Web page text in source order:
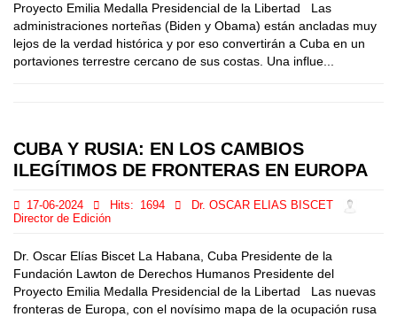
Proyecto Emilia Medalla Presidencial de la Libertad Las
administraciones norteñas (Biden y Obama) están ancladas muy
lejos de la verdad histórica y por eso convertirán a Cuba en un
portaviones terrestre cercano de sus costas. Una influe...
CUBA Y RUSIA: EN LOS CAMBIOS
ILEGÍTIMOS DE FRONTERAS EN EUROPA
17-06-2024 Hits: 1694
Dr. OSCAR ELIAS BISCET
Director de Edición
Dr. Oscar Elías Biscet La Habana, Cuba Presidente de la
Fundación Lawton de Derechos Humanos Presidente del
Proyecto Emilia Medalla Presidencial de la Libertad Las nuevas
fronteras de Europa, con el novísimo mapa de la ocupación rusa